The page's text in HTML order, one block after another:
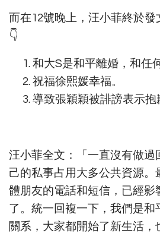
而在12號晚上，汪小菲終於
👇
和大S是和平離婚，和任
祝福徐熙媛幸福。
導致張穎穎被誹謗表示抱
汪小菲全文：「一直沒有做過
己的私事占用大多公共資源。
體朋友的電話和短信，已經影
了。統一回複一下，我們是和
關系，大家都開始了新生活，